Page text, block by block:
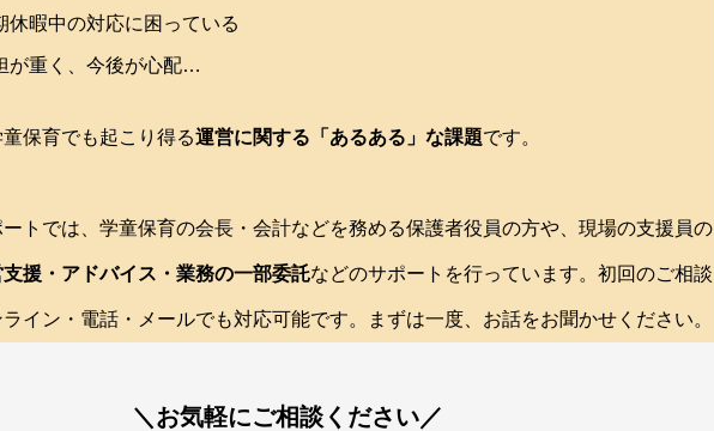
休暇中の対応に困っている
が重く、今後が心配…
保育でも起こり得る運営に関する「あるある」な課題です。
トでは、学童保育の会長・会計などを務める保護者役員の方や、現場の支援員の
援・アドバイス・業務の一部委託などのサポートを行っています。初回のご相談
イン・電話・メールでも対応可能です。まずは一度、お話をお聞かせください。
＼お気軽にご相談ください／